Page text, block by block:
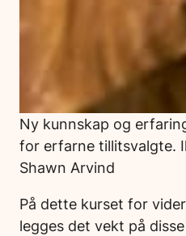
Ny kunnskap og
for erfarne tillitsvalgte.
Shawn Arvind
På dette kurset for
legges det vekt på